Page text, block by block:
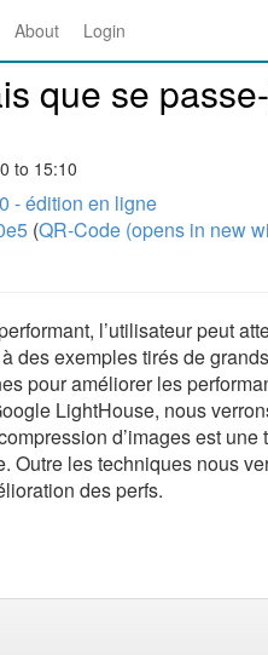
About Login
que se
to 15:10
- édition en ligne
(QR-Code (opens in new
l’utilisateur peut
des exemples tirés de
pour améliorer les
LightHouse, nous
d’images est
Outre les techniques nous
des perfs.